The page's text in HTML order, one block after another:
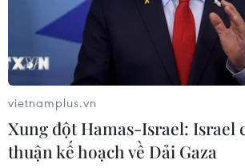
Quảng Trị: Xử phạt tài xế vượt
ngang có tín hiệu cảnh báo đường
sắt
06/08/2026 05:10
vietnamplus.vn
Xung đột Hamas-Israel: Israel
thuận kế hoạch về Dải Gaza